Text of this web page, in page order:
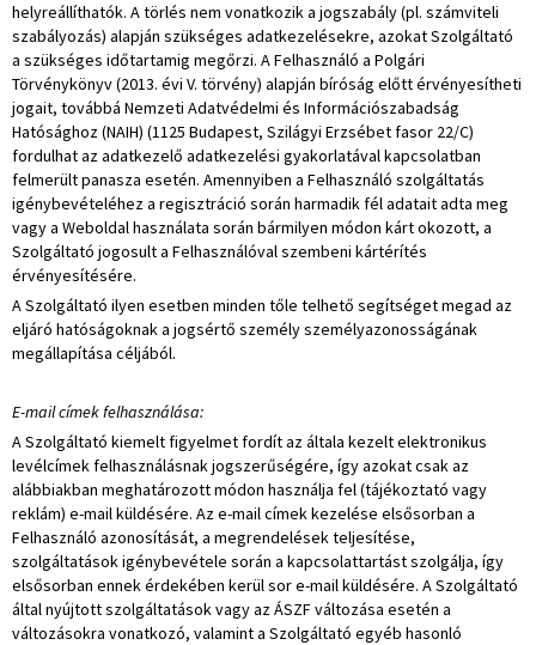
helyreállíthatók. A törlés nem vonatkozik a jogszabály (pl. számviteli
szabályozás) alapján szükséges adatkezelésekre, azokat Szolgáltató
a szükséges időtartamig megőrzi. A Felhasználó a Polgári
Törvénykönyv (2013. évi V. törvény) alapján bíróság előtt érvényesítheti
jogait, továbbá Nemzeti Adatvédelmi és Információszabadság
Hatósághoz (NAIH) (1125 Budapest, Szilágyi Erzsébet fasor 22/C)
fordulhat az adatkezelő adatkezelési gyakorlatával kapcsolatban
felmerült panasza esetén. Amennyiben a Felhasználó szolgáltatás
igénybevételéhez a regisztráció során harmadik fél adatait adta meg
vagy a Weboldal használata során bármilyen módon kárt okozott, a
Szolgáltató jogosult a Felhasználóval szembeni kártérítés
érvényesítésére.
A Szolgáltató ilyen esetben minden tőle telhető segítséget megad az
eljáró hatóságoknak a jogsértő személy személyazonosságának
megállapítása céljából.
E-mail címek felhasználása:
A Szolgáltató kiemelt figyelmet fordít az általa kezelt elektronikus
levélcímek felhasználásnak jogszerűségére, így azokat csak az
alábbiakban meghatározott módon használja fel (tájékoztató vagy
reklám) e-mail küldésére. Az e-mail címek kezelése elsősorban a
Felhasználó azonosítását, a megrendelések teljesítése,
szolgáltatások igénybevétele során a kapcsolattartást szolgálja, így
elsősorban ennek érdekében kerül sor e-mail küldésére. A Szolgáltató
által nyújtott szolgáltatások vagy az ÁSZF változása esetén a
változásokra vonatkozó, valamint a Szolgáltató egyéb hasonló